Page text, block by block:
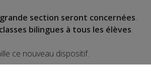
section seront concernées.
classes bilingues à tous les élèves.
ce nouveau dispositif.